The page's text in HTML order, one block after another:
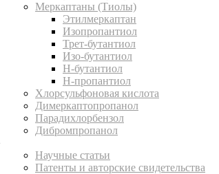
Меркаптаны (Тиолы)
Этилмеркаптан
Изопропантиол
Трет-бутантиол
Изо-бутантиол
Н-бутантиол
Н-пропантиол
Хлорсульфоновая кислота
Димеркаптопропанол
Парадихлорбензол
Дибромпропанол
Научные статьи
Патенты и авторские свидетельства